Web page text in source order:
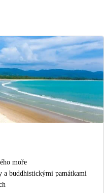
moře
buddhistickými památkami